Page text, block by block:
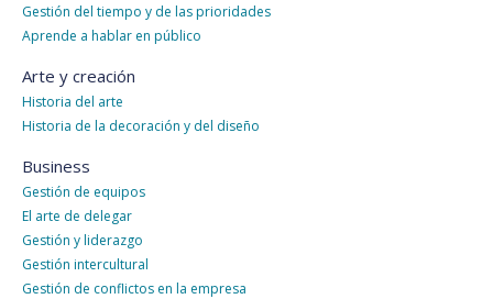
Gestión del tiempo y de las prioridades
Aprende a hablar en público
Arte y creación
Historia del arte
Historia de la decoración y del diseño
Business
Gestión de equipos
El arte de delegar
Gestión y liderazgo
Gestión intercultural
Gestión de conflictos en la empresa